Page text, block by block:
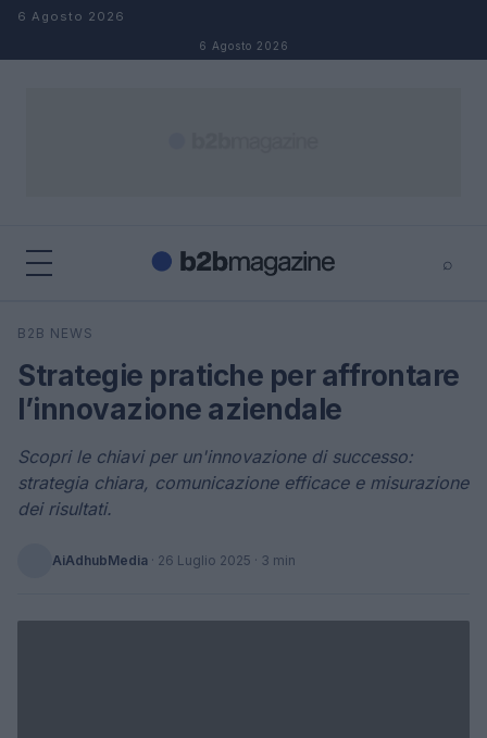
Salta al contenuto
6 Agosto 2026
6 Agosto 2026
⌕
Cerca
B2B NEWS
Strategie pratiche per affrontare
l’innovazione aziendale
Scopri le chiavi per un'innovazione di successo:
strategia chiara, comunicazione efficace e misurazione
dei risultati.
AiAdhubMedia · 26 Luglio 2025 · 3 min